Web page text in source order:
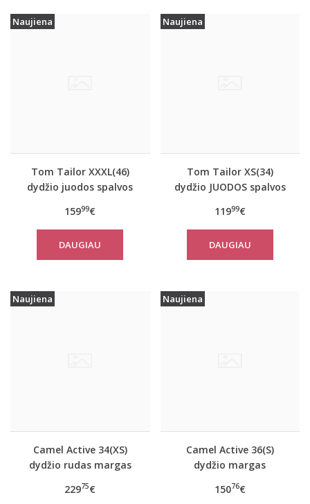
Naujiena
Tom Tailor XXXL(46)
dydžio juodos spalvos
žiemai Tom Tailor
14482
15999€
DAUGIAU
Naujiena
Tom Tailor XS(34)
dydžio JUODOS spalvos
paltas Tom Tailor
29999
11999€
DAUGIAU
Naujiena
Camel Active 34(XS)
dydžio rudas margas
paltas 310050 6F32
22975€
Naujiena
Camel Active 36(S)
dydžio margas
paltas 310320 2501
15076€